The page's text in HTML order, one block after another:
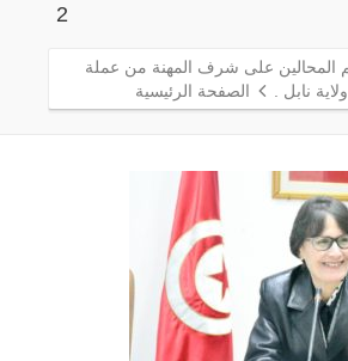
2
المحالين على شرف المهنة من عملة
نابل .
الصفحة الرئيسية